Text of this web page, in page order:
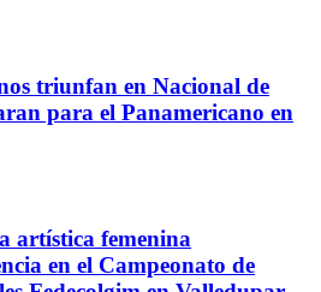
triunfan en Nacional de
para el Panamericano en
artística femenina
en el Campeonato de